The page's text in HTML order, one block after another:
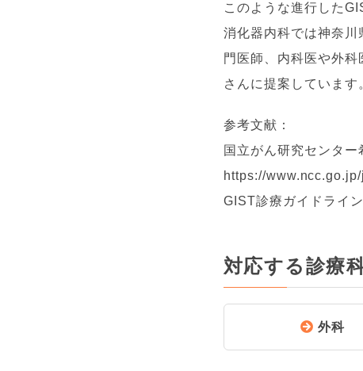
このような進行した
消化器内科では神奈
門医師、内科医や外
さんに提案しています
参考文献：
国立がん研究センタ
https://
GIST診療ガイドラ
対応する診療
外科